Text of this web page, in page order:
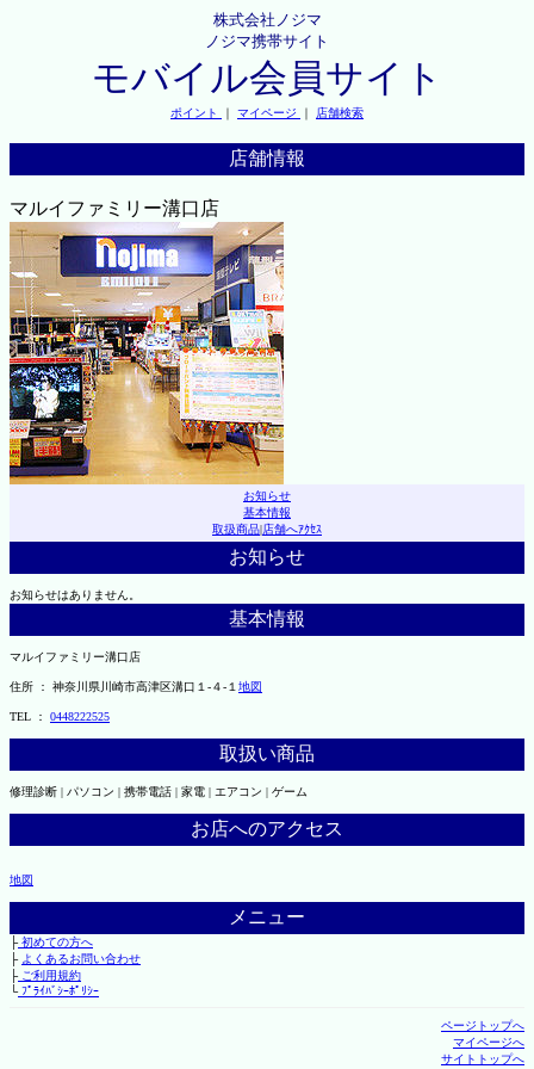
株式会社ノジマ
ノジマ携帯サイト
モバイル会員サイト
ポイント ｜ マイページ ｜ 店舗検索
店舗情報
マルイファミリー溝口店
お知らせ
基本情報
取扱商品|店舗へｱｸｾｽ
お知らせ
お知らせはありません。
基本情報
マルイファミリー溝口店
住所 ： 神奈川県川崎市高津区溝口１-４-１ 地図
TEL ： 0448222525
取扱い商品
修理診断 | パソコン | 携帯電話 | 家電 | エアコン | ゲーム
お店へのアクセス
地図
メニュー
├初めての方へ
├ よくあるお問い合わせ
├ご利用規約
└ﾌﾟﾗｲﾊﾞｼｰﾎﾟﾘｼｰ
ページトップへ
マイページへ
サイトトップへ